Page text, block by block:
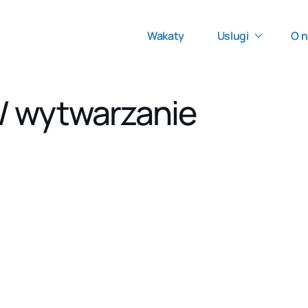
Wakaty Uslugi O
wytwarzanie